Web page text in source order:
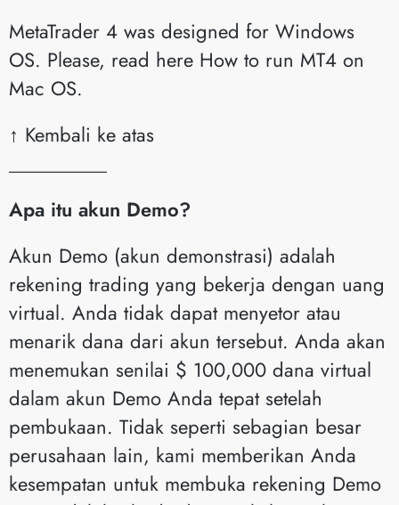
MetaTrader 4 was designed for Windows
OS. Please, read here How to run MT4 on
Mac OS.
↑ Kembali ke atas
Apa itu akun Demo?
Akun Demo (akun demonstrasi) adalah
rekening trading yang bekerja dengan uang
virtual. Anda tidak dapat menyetor atau
menarik dana dari akun tersebut. Anda akan
menemukan senilai $ 100,000 dana virtual
dalam akun Demo Anda tepat setelah
pembukaan. Tidak seperti sebagian besar
perusahaan lain, kami memberikan Anda
kesempatan untuk membuka rekening Demo